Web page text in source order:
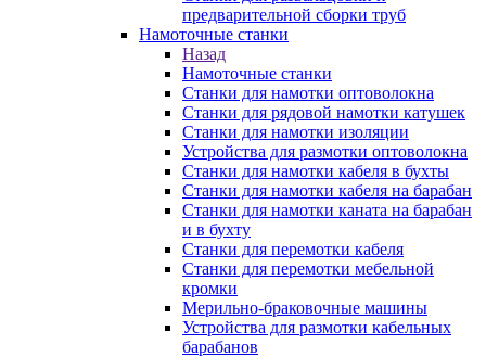
предварительной сборки труб
Намоточные станки
Назад
Намоточные станки
Станки для намотки оптоволокна
Станки для рядовой намотки катушек
Станки для намотки изоляции
Устройства для размотки оптоволокна
Станки для намотки кабеля в бухты
Станки для намотки кабеля на барабан
Станки для намотки каната на барабан
и в бухту
Станки для перемотки кабеля
Станки для перемотки мебельной
кромки
Мерильно-браковочные машины
Устройства для размотки кабельных
барабанов